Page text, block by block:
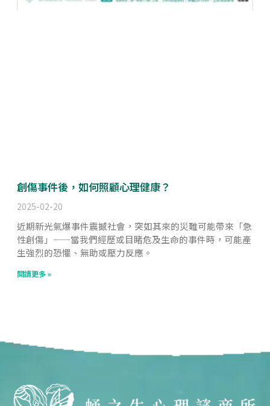
創傷事件後，如何照顧心理健康？
2025-02-20
近期新光氣爆事件震撼社會，突如其來的災難可能帶來「急
性創傷」——當我們經歷或目睹危及生命的事件時，可能產
生強烈的恐懼、無助或壓力反應。
閱讀更多 »